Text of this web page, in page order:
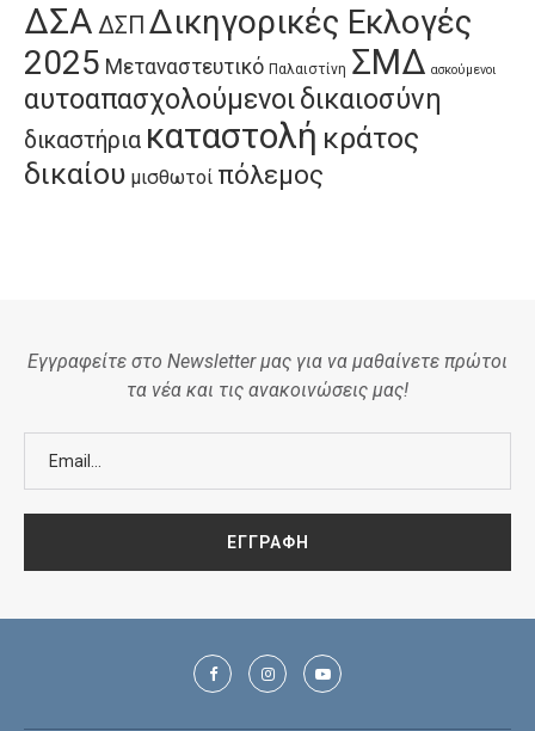
ΔΣΑ ΔΣΠ Δικηγορικές Εκλογές
2025 Μεταναστευτικό Παλαιστίνη ΣΜΔ ασκούμενοι
αυτοαπασχολούμενοιδικαιοσύνη
δικαστήρια καταστολή κράτος
δικαίου μισθωτοί πόλεμος
Εγγραφείτε στο Newsletter μας για να μαθαίνετε πρώτοι
τα νέα και τις ανακοινώσεις μας!